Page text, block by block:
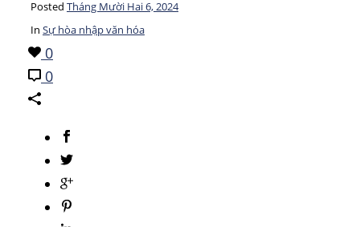
Posted Tháng Mười Hai 6, 2024
In Sự hòa nhập văn hóa
0
0